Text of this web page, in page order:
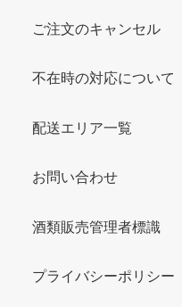
ご注文のキャンセル
不在時の対応について
配送エリア一覧
お問い合わせ
酒類販売管理者標識
プライバシーポリシー